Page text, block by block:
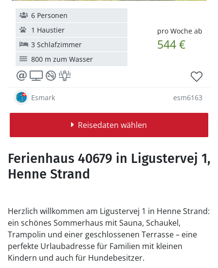
pro Woche ab
544 €
6 Personen
1 Haustier
3 Schlafzimmer
800 m zum Wasser
Esmark esm6163
Reisedaten wählen
Ferienhaus 40679 in Ligustervej 1,
Henne Strand
Herzlich willkommen am Ligustervej 1 in Henne Strand:
ein schönes Sommerhaus mit Sauna, Schaukel,
Trampolin und einer geschlossenen Terrasse – eine
perfekte Urlaubadresse für Familien mit kleinen
Kindern und auch für Hundebesitzer.